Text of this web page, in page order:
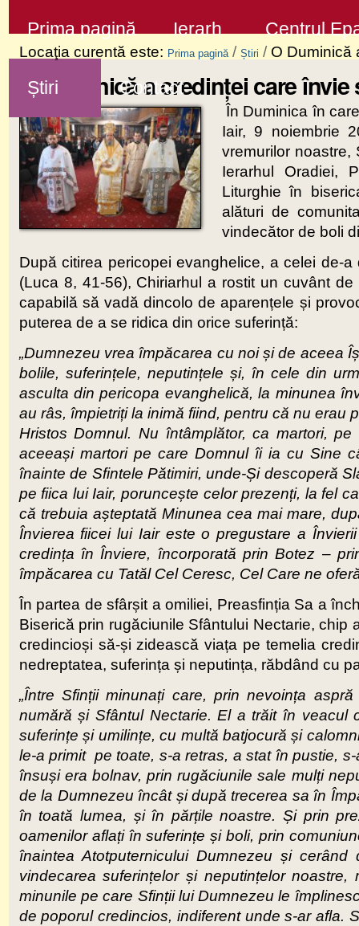
la
conţinut
Sari
la
navigare
Prima pagină Ierarh Centrul
Știri Contact
Locaţia curentă este: Prima pagină / Știri / O Duminică
O Duminică a credinței care
În Duminica în
Iair, 9 noiembrie
vremurilor noastre,
Ierarhul Oradiei,
Liturghie în
alături de
vindecător de boli
După citirea pericopei evanghelice, a celei de-
(Luca 8, 41-56), Chiriarhul a rostit un cuvânt
capabilă să vadă dincolo de aparențele și
puterea de a se ridica din orice suferință:
„Dumnezeu vrea împăcarea cu noi și de aceea
bolile, suferințele, neputințele și, în cele din
asculta din pericopa evanghelică, la minunea
au râs, împietriți la inimă fiind, pentru că nu
Hristos Domnul. Nu întâmplător, ca martori,
aceeași martori pe care Domnul îi ia cu Sine
înainte de Sfintele Pătimiri, unde-Și descoperă
pe fiica lui Iair, poruncește celor prezenți, la fel
că trebuia așteptată Minunea cea mai mare,
Învierea fiicei lui Iair este o pregustare a
credința în Înviere, încorporată prin Botez –
împăcarea cu Tatăl Cel Ceresc, Cel Care ne
În partea de sfârșit a omiliei, Preasfinția Sa a
Biserică prin rugăciunile Sfântului Nectarie, chip
credincioși să-și zidească viața pe temelia
nedreptatea, suferința și neputința, răbdând cu
„Între Sfinții minunați care, prin nevoința
numără și Sfântul Nectarie. El a trăit în
suferințe și umilințe, cu multă batjocură și
le-a primit pe toate, s-a retras, a stat în pustie,
însuși era bolnav, prin rugăciunile sale mulți
de la Dumnezeu încât și după trecerea sa în
în toată lumea, și în părțile noastre. Și prin
oamenilor aflați în suferințe și boli, prin
înaintea Atotputernicului Dumnezeu și
vindecarea suferințelor și neputințelor
minunile pe care Sfinții lui Dumnezeu le
de poporul credincios, indiferent unde s-ar afla.